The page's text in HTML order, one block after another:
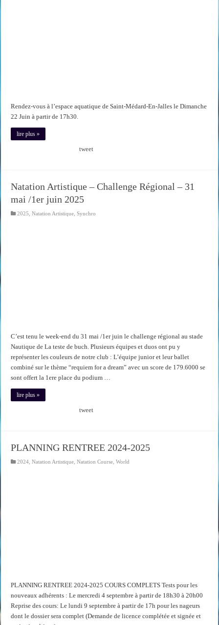
Rendez-vous à l’espace aquatique de Saint-Médard-En-Jalles le Dimanche
22 Juin à partir de 17h30.
lire plus »
tweet
Natation Artistique – Challenge Régional – 31
mai /1er juin 2025
2025 ,Natation Artistique ,Synchro
C’est tenu le week-end du 31 mai /1er juin le challenge régional au stade
Nautique de La teste de buch. Plusieurs équipes et duos ont pu y
représenter les couleurs de notre club : L’équipe junior et leur ballet
combiné sur le thème “requiem for a dream” avec un score de 179.6000 se
sont offert la 1ere place du podium …
lire plus »
tweet
PLANNING RENTREE 2024-2025
2024 ,Natation Artistique ,Natation Course ,World
PLANNING RENTREE 2024-2025 COURS COMPLETS Tests pour les
nouveaux adhérents : Le mercredi 4 septembre à partir de 18h30 à 20h00
Reprise des cours: Le lundi 9 septembre à partir de 17h pour les nageurs
dont le dossier sera complet (Demande de licence complétée et signée et